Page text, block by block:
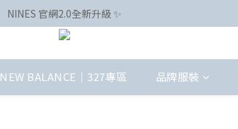
NINES 官網2.0全新升級 ✨
NEW BALANCE｜327專區 品牌服裝